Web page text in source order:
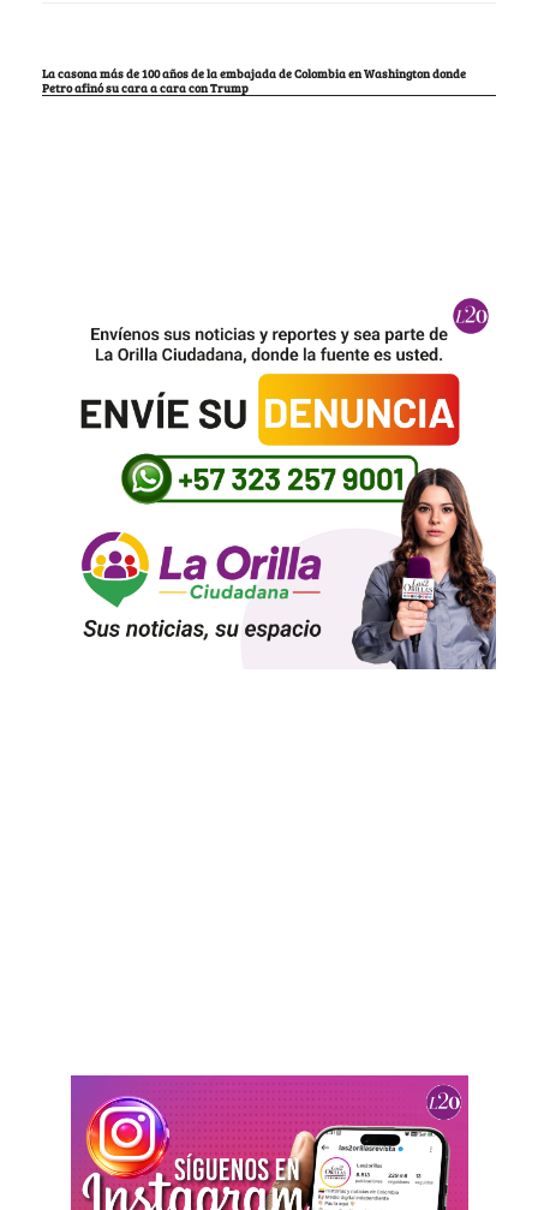
La casona más de 100 años de la embajada de Colombia en Washington donde
Petro afinó su cara a cara con Trump